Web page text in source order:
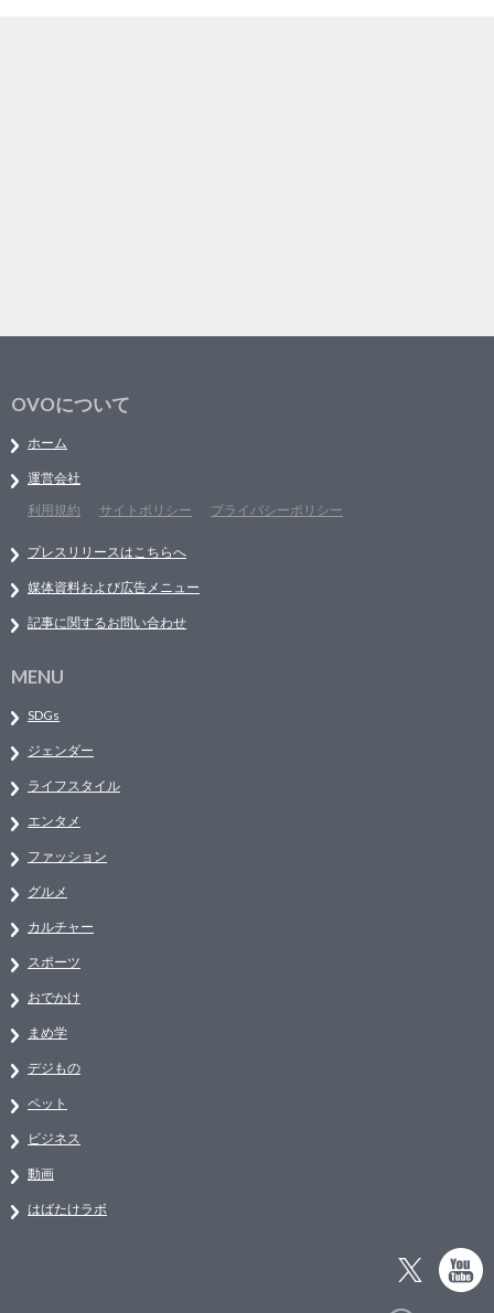
OVOについて
ホーム
運営会社
利用規約
サイトポリシー プライバシーポリシー
プレスリリースはこちらへ
媒体資料および広告メニュー
記事に関するお問い合わせ
MENU
SDGs
ジェンダー
ライフスタイル
エンタメ
ファッション
グルメ
カルチャー
スポーツ
おでかけ
まめ学
デジもの
ペット
ビジネス
動画
はばたけラボ